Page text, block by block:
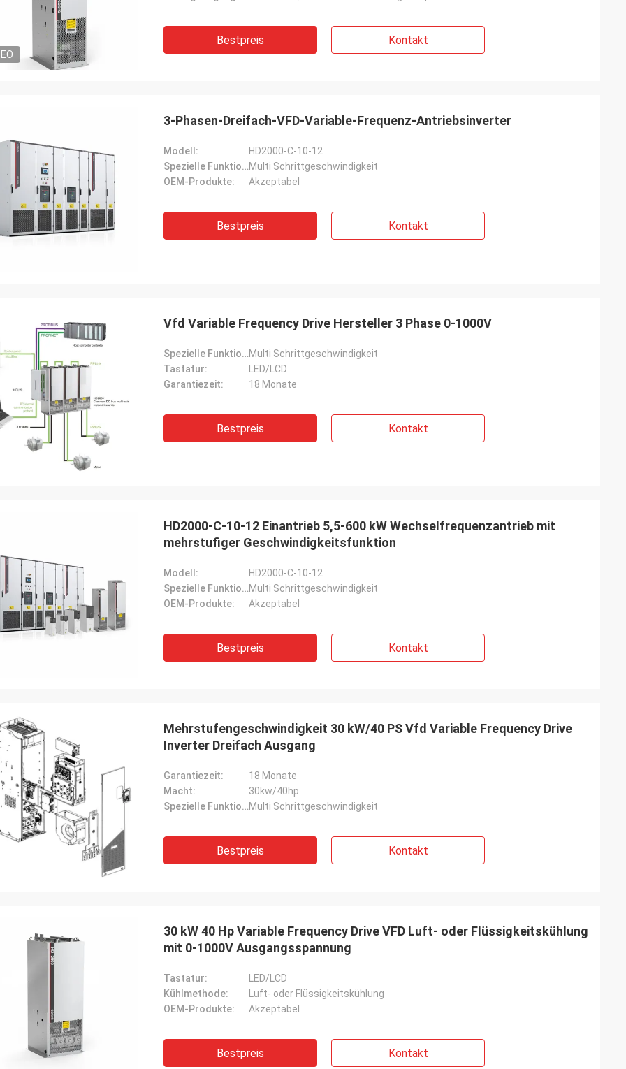
Bestpreis Kontakt
3-Phasen-Dreifach-VFD-Variable-Frequenz-Antriebsinverter
Modell:
HD2000-C-10-12
Spezielle Funktion:Multi Schrittgeschwindigkeit
OEM-Produkte:
Akzeptabel
Bestpreis Kontakt
Vfd Variable Frequency Drive Hersteller 3 Phase 0-1000V
Spezielle Funktion:Multi Schrittgeschwindigkeit
Tastatur:
LED/LCD
Garantiezeit:
18 Monate
Bestpreis Kontakt
HD2000-C-10-12 Einantrieb 5,5-600 kW Wechselfrequenzantrieb mit
mehrstufiger Geschwindigkeitsfunktion
Modell:
HD2000-C-10-12
Spezielle Funktion:Multi Schrittgeschwindigkeit
OEM-Produkte:
Akzeptabel
Bestpreis Kontakt
Mehrstufengeschwindigkeit 30 kW/40 PS Vfd Variable Frequency Drive
Inverter Dreifach Ausgang
Garantiezeit:
18 Monate
Macht:
30kw/40hp
Spezielle Funktion:Multi Schrittgeschwindigkeit
Bestpreis Kontakt
30 kW 40 Hp Variable Frequency Drive VFD Luft- oder Flüssigkeitskühlung
mit 0-1000V Ausgangsspannung
Tastatur:
LED/LCD
Kühlmethode:
Luft- oder Flüssigkeitskühlung
OEM-Produkte:
Akzeptabel
Bestpreis Kontakt